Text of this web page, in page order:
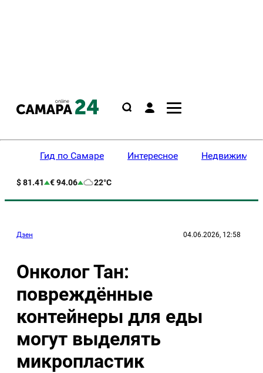
Гид по Самаре Интересное
$ 81.41 € 94.06 22°C
Дзен 04.06.2026, 12:58
Онколог Тан:
повреждённые
контейнеры для еды
могут выделять
микропластик